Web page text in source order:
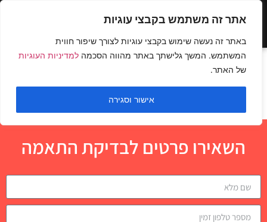
אתר זה משתמש בקבצי עוגיות
באתר זה נעשה שימוש בקבצי עוגיות לצורך שיפור חווית
המשתמש. המשך גלישתך באתר מהווה הסכמה למדיניות העוגיות
של האתר.
אישור וסגירה
כפיפות סטייל עכביש עם
ספסל עליון ומוט W
השאירו פרטים לבדיקת התאמה